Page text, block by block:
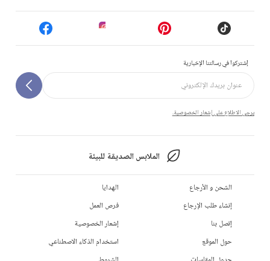
إشتركوا في رسالتنا الإخبارية
يرجى الاطلاع على إشعار الخصوصية.
الملابس الصديقة للبيئة
الشحن و الأرجاع
إنشاء طلب الإرجاع
إتصل بنا
حول الموقع
الهدايا
فرص العمل
إشعار الخصوصية
استخدام الذكاء الاصطناعي